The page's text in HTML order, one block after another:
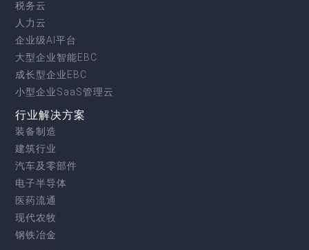
税务云
人力云
企业级AI平台
大型企业智能EBC
成长型企业EBC
小型企业SaaS管理云
行业解决方案
装备制造
建筑行业
汽车及零部件
电子半导体
医药流通
现代农牧
钢铁冶金